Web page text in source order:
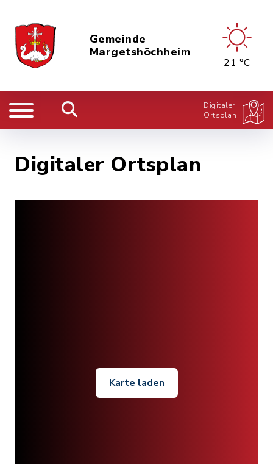
Gemeinde
Margetshöchheim
21 °C
Digitaler
Ortsplan
Digitaler Ortsplan
Karte laden